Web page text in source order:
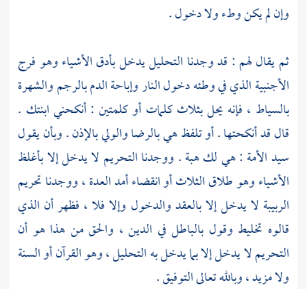
وإن لم يكن وطء ولا دخول .
ثم يقال لهم : قد وجدنا التحليل يدخل بأدق الأشياء وهو فرج
الأجنبية الذي في وطئه دخول النار وإباحة الدم بالرجم والشهرة
بالسياط ، فإنه يحل بثلاث كلمات أو كلمتين : أنكحني ابنتك .
قال قد أنكحتها . أو تلفظ هي بالرضا والولي بالإذن . وبأن يقول
سيد الأمة : هي لك هبة . ووجدنا التحريم لا يدخل إلا بأغلظ
الأشياء وهو طلاق الثلاث أو انقضاء أمد العدة ، ووجدنا تحريم
الربيبة لا يدخل إلا بالعقد والدخول وإلا فلا ، فظهر أن الذي
قالوه تخليط وقول بالباطل في الدين ، والحق من هذا هو أن
التحريم لا يدخل إلا بما يدخل به التحليل ، وهو القرآن أو السنة
ولا مزيد ، وبالله تعالى التوفيق .